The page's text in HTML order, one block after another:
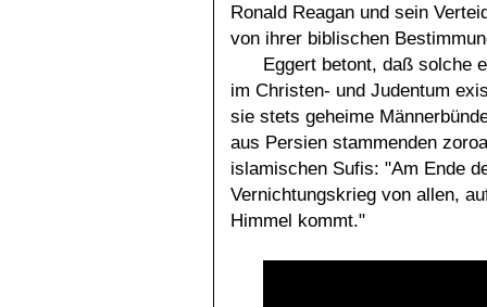
Ronald Reagan und sein
von ihrer biblischen
Eggert betont, daß solche
im Christen- und Judentum
sie stets geheime
aus Persien stammenden
islamischen Sufis: "Am Ende
Vernichtungskrieg von allen,
Himmel kommt."